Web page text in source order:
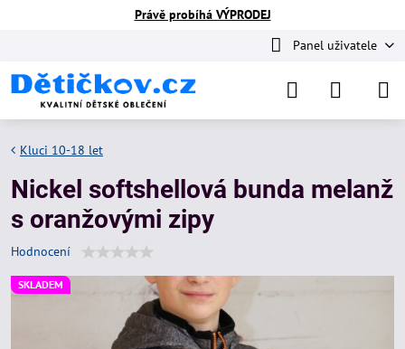
Právě probíhá VÝPRODEJ
Panel uživatele
SKLADEM
Kluci 10-18 let
Nickel softshellová bunda melanž
s oranžovými zipy
Hodnocení